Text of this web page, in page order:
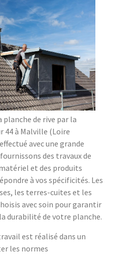
planche de rive par la
44 à Malville (Loire
avec une grande
des travaux de
et des produits
à vos spécificités. Les
les terres-cuites et les
avec soin pour garantir
durabilité de votre planche.
est réalisé dans un
les normes